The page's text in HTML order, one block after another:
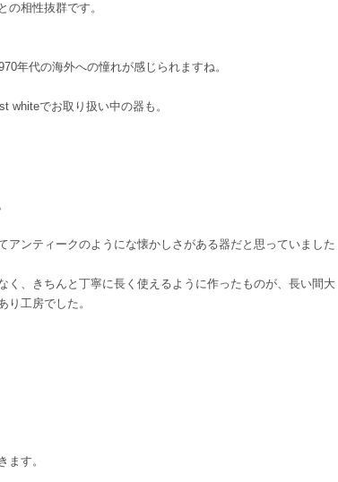
相性抜群です。
年代の海外への憧れが感じられますね。
whiteでお取り扱い中の器も。
ンティークのようにな懐かしさがある器だと思っていました
、きちんと丁寧に長く使えるように作ったものが、長い間大
工房でした。
ます。